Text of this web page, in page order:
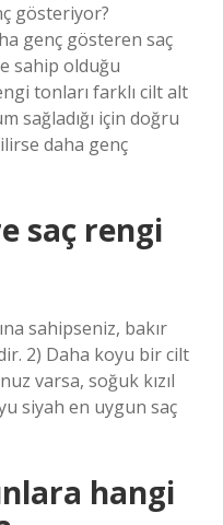
gösteriyor?
genç gösteren saç
sahip olduğu
tonları farklı cilt alt
sağladığı için doğru
daha genç
saç rengi
sahipseniz, bakır
2) Daha koyu bir cilt
varsa, soğuk kızıl
siyah en uygun saç
hangi